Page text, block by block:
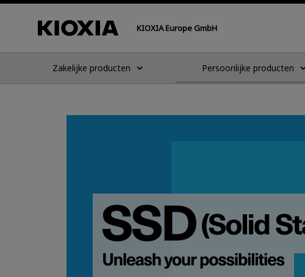
KIOXIA Europe GmbH
Zakelijke producten Persoonlijke producten